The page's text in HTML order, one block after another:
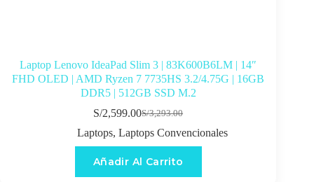
Laptop Lenovo IdeaPad Slim 3 | 83K600B6LM | 14″
FHD OLED | AMD Ryzen 7 7735HS 3.2/4.75G | 16GB
DDR5 | 512GB SSD M.2
S/3,293.00
El
precio
original
era:
S/3,293.00.
S/2,599.00El
precio
actual
es:
S/2,599.00.
Laptops, Laptops Convencionales
Añadir Al Carrito